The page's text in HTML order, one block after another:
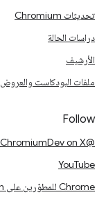
تحديثات Chromium
دراسات الحالة
الأرشيف
ملفات البودكاست والعروض
Follow
@ChromiumDev on X
YouTube
Chrome للمطوّرين على LinkedIn